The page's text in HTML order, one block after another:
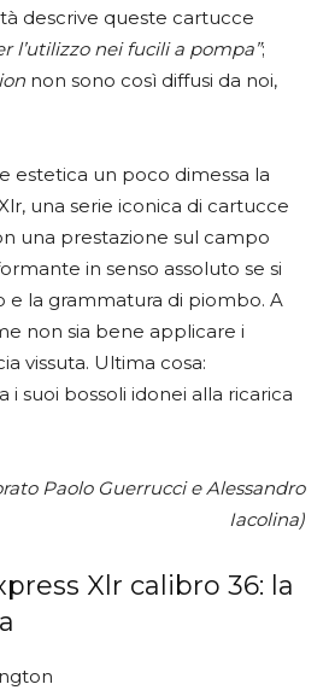
descrive queste cartucce
l’utilizzo nei fucili a pompa”;
non sono così diffusi da noi,
estetica un poco dimessa la
una serie iconica di cartucce
una prestazione sul campo
in senso assoluto se si
e la grammatura di piombo. A
non sia bene applicare i
vissuta. Ultima cosa:
i suoi bossoli idonei alla ricarica
Paolo Guerrucci e Alessandro
Iacolina)
Xlr calibro 36: la